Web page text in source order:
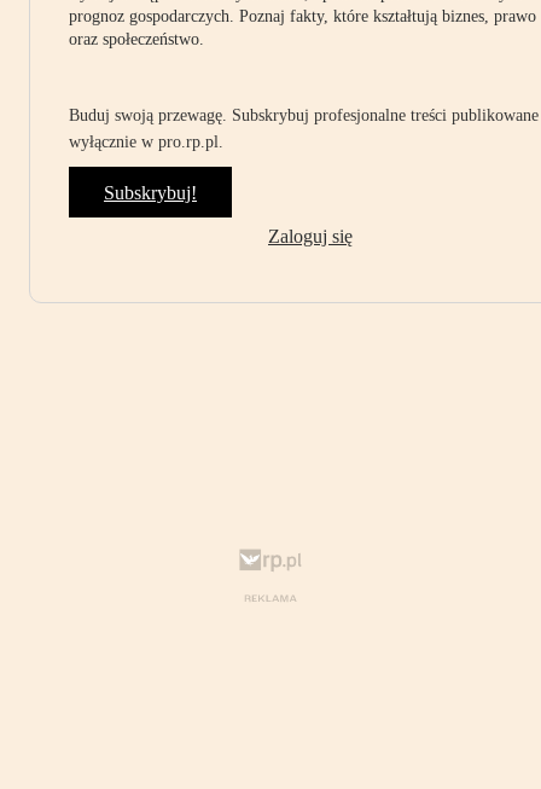
prognoz gospodarczych. Poznaj fakty, które kształtują biznes, prawo
oraz społeczeństwo.
Buduj swoją przewagę. Subskrybuj profesjonalne treści publikowane
wyłącznie w pro.rp.pl.
Subskrybuj!
Zaloguj się